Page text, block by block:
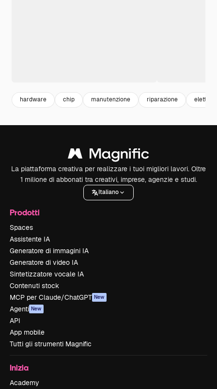
hardware chip manutenzione riparazione
La piattaforma creativa per realizzare i tuoi migliori lavori. Oltre
1 milione di abbonati tra creativi, imprese, agenzie e studi.
Italiano
Prodotti
Spaces
Assistente IA
Generatore di immagini IA
Generatore di video IA
Sintetizzatore vocale IA
Contenuti stock
MCP per Claude/ChatGPT New
Agenti New
API
App mobile
Tutti gli strumenti Magnific
Inizia
Academy